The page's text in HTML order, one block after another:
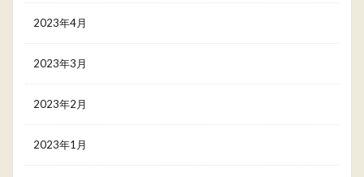
2023年4月
2023年3月
2023年2月
2023年1月